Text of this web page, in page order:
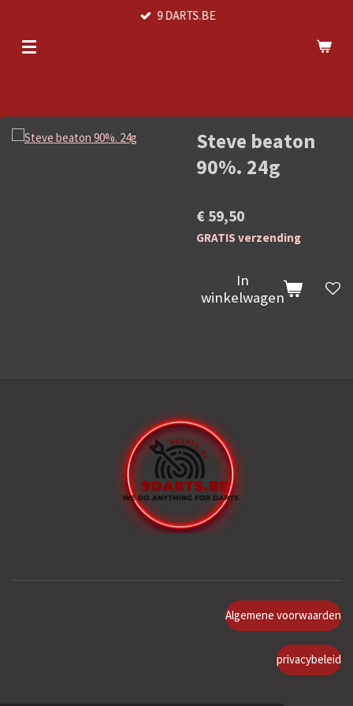
naar
9 DARTS.BE
Steve beaton
90%. 24g
€ 59,50
GRATIS verzending
In
winkelwagen
Algemene voorwaarden
privacybeleid